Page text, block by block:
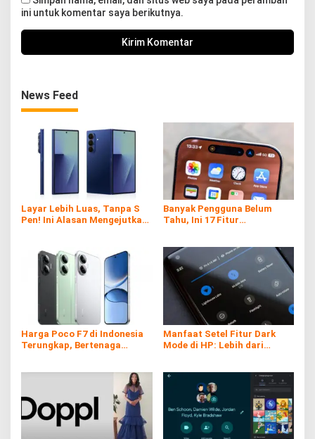
ini untuk komentar saya berikutnya.
News Feed
Layar Lebih Luas, Tanpa S
Pen! Ini Alasan Mengejutkan
Banyak Pengguna Belum
Tahu, Ini 17 Fitur
Harga Poco F7 di Indonesia
Terungkap, Bertenaga
Manfaat Setel Fitur Dark
Mode di HP: Lebih dari